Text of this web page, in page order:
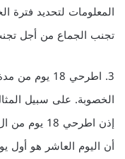
المعلومات لتحديد فترة
تجنب الجماع من أجل
3. اطرحي 18
أن اليوم العاشر هو أول